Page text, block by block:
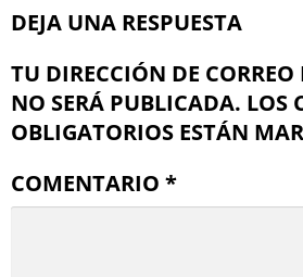
DEJA UNA RESPUESTA
TU DIRECCIÓN DE CORREO
NO SERÁ PUBLICADA. LOS
OBLIGATORIOS ESTÁN
COMENTARIO *